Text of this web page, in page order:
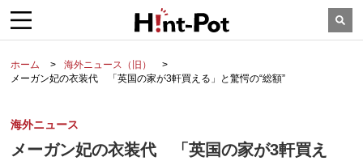
ホーム
海外ニュース（旧）
メーガン妃の衣装代 「英国の家が3軒買える」と驚愕の“総額”
海外ニュース
メーガン妃の衣装代 「英国の家が3軒買え